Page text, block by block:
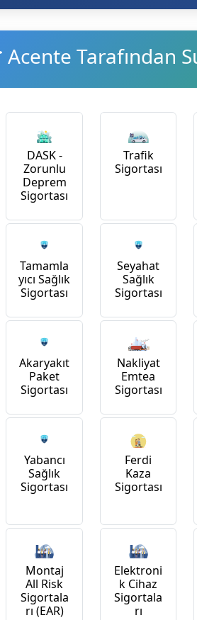
Acente Tarafından
DASK -
Zorunlu
Deprem
Sigortası
Trafik
Sigortası
Tamamla
yıcı Sağlık
Sigortası
Seyahat
Sağlık
Sigortası
Akaryakıt
Paket
Sigortası
Nakliyat
Emtea
Sigortası
Yabancı
Sağlık
Sigortası
Ferdi
Kaza
Sigortası
Montaj
All Risk
Sigortala
rı (EAR)
Elektroni
k Cihaz
Sigortala
rı